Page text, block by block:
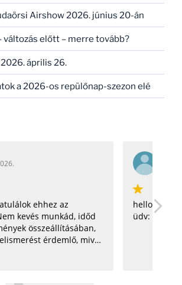
Airshow 2026. június 20-án
változás előtt – merre tovább?
április 26.
a 2026-os repülőnap-szezon elé
Április, 2026.
jó az oldal! =) csillagosötös:D